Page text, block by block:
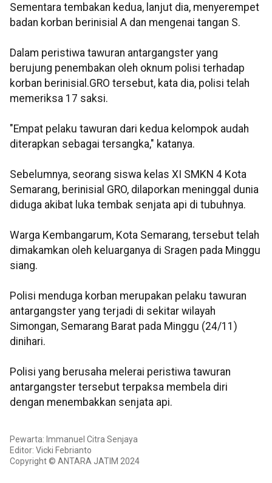
Sementara tembakan kedua, lanjut dia, menyerempet
badan korban berinisial A dan mengenai tangan S.
Dalam peristiwa tawuran antargangster yang
berujung penembakan oleh oknum polisi terhadap
korban berinisial.GRO tersebut, kata dia, polisi telah
memeriksa 17 saksi.
"Empat pelaku tawuran dari kedua kelompok audah
diterapkan sebagai tersangka," katanya.
Sebelumnya, seorang siswa kelas XI SMKN 4 Kota
Semarang, berinisial GRO, dilaporkan meninggal dunia
diduga akibat luka tembak senjata api di tubuhnya.
Warga Kembangarum, Kota Semarang, tersebut telah
dimakamkan oleh keluarganya di Sragen pada Minggu
siang.
Polisi menduga korban merupakan pelaku tawuran
antargangster yang terjadi di sekitar wilayah
Simongan, Semarang Barat pada Minggu (24/11)
dinihari.
Polisi yang berusaha melerai peristiwa tawuran
antargangster tersebut terpaksa membela diri
dengan menembakkan senjata api.
Pewarta: Immanuel Citra Senjaya
Editor: Vicki Febrianto
Copyright © ANTARA JATIM 2024